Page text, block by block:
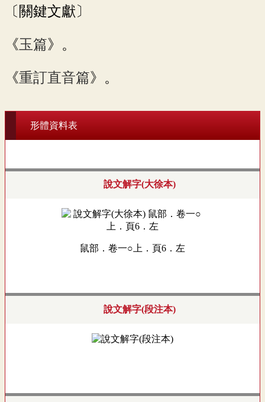
〔關鍵文獻〕
《玉篇》。
《重訂直音篇》。
形體資料表
說文解字(大徐本)
鼠部．卷一○上．頁6．左
說文解字(段注本)